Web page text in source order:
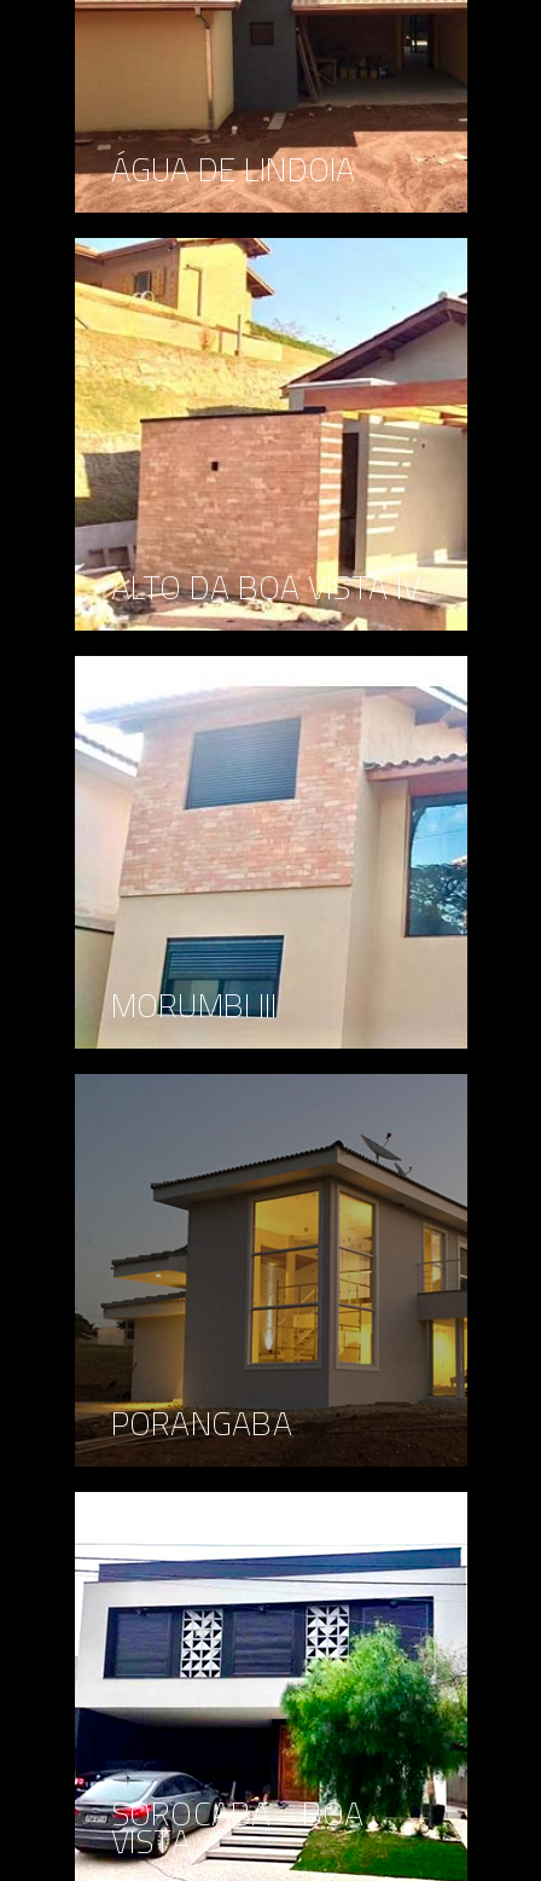
ÁGUA DE LINDOIA
ALTO DA BOA VISTA IV
MORUMBI III
PORANGABA
SOROCABA - BOA
VISTA